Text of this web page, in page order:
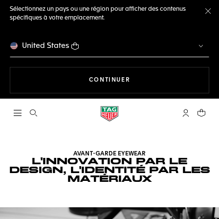
Sélectionnez un pays ou une région pour afficher des contenus
spécifiques à votre emplacement.
United States
CONTINUER
Ouvrir la barre de recherche Compte My
Votre